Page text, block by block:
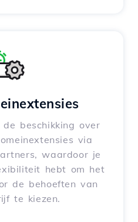
beschikking over
via
waardoor je
hebt om het
de behoeften van
te kiezen.